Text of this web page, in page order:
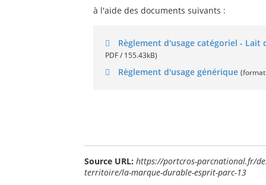
à l'aide des documents suivants :
Règlement d'usage catégoriel -
PDF / 155.43kB)
Règlement d'usage générique (format
Source URL: https://portcros-parcnational.fr/
territoire/la-marque-durable-esprit-parc-13